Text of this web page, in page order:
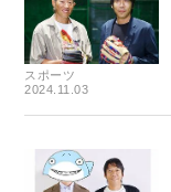
スポーツ
2024.11.03